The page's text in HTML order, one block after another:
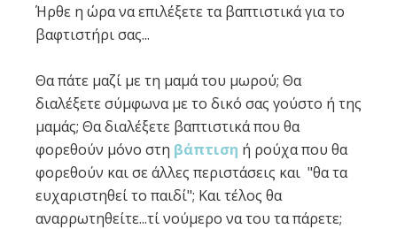
Ήρθε η ώρα να επιλέξετε τα βαπτιστικά για το
βαφτιστήρι σας...
Θα πάτε μαζί με τη μαμά του μωρού; Θα
διαλέξετε σύμφωνα με το δικό σας γούστο ή της
μαμάς; Θα διαλέξετε βαπτιστικά που θα
φορεθούν μόνο στη βάπτιση ή ρούχα που θα
φορεθούν και σε άλλες περιστάσεις και "θα τα
ευχαριστηθεί το παιδί"; Και τέλος θα
αναρρωτηθείτε...τί νούμερο να του τα πάρετε;